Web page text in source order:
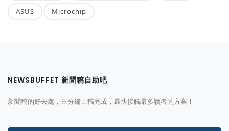
ASUS Microchip
NEWSBUFFET 新聞稿自助吧
新聞稿的好去處，三分鐘上稿完成，最快接觸最多讀者的方案！